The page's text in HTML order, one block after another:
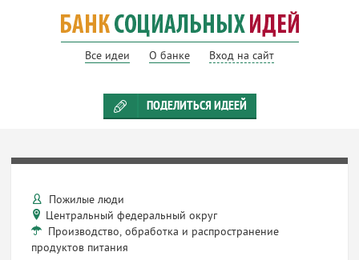
Все идеи О банке Вход на сайт
ПОДЕЛИТЬСЯ ИДЕЕЙ
Пожилые люди
Центральный федеральный округ
Производство, обработка и распространение
продуктов питания